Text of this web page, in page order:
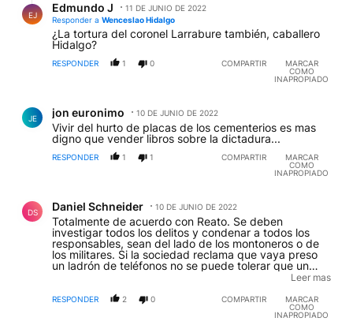
EJ
Edmundo J
11 DE JUNIO DE 2022
Responder a Wenceslao Hidalgo
¿La tortura del coronel Larrabure también, caballero
Hidalgo?
RESPONDER 1 0 COMPARTIR
MARCAR
COMO
INAPROPIADO
JE jon euronimo 10 DE JUNIO DE 2022
Vivir del hurto de placas de los cementerios es mas
digno que vender libros sobre la dictadura...
RESPONDER 1 1 COMPARTIR
MARCAR
COMO
INAPROPIADO
DS Daniel Schneider 10 DE JUNIO DE 2022
Totalmente de acuerdo con Reato. Se deben
investigar todos los delitos y condenar a todos los
responsables, sean del lado de los montoneros o de
los militares. Si la sociedad reclama que vaya preso
un ladrón de teléfonos no se puede tolerar que un
guerrillero asesino esté libre. Esto último ofende a
famailiares de las víctimas
Leer mas
RESPONDER 2 0 COMPARTIR
MARCAR
COMO
INAPROPIADO